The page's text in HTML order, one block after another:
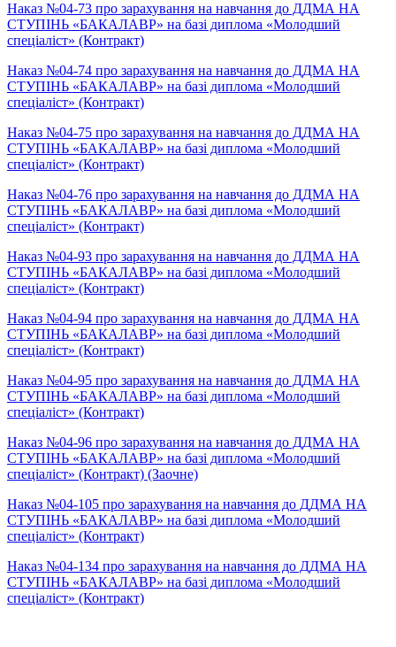
Наказ №04-73 про зарахування на навчання до ДДМА НА
СТУПІНЬ «БАКАЛАВР» на базі диплома «Молодший
спеціаліст» (Контракт)
Наказ №04-74 про зарахування на навчання до ДДМА НА
СТУПІНЬ «БАКАЛАВР» на базі диплома «Молодший
спеціаліст» (Контракт)
Наказ №04-75 про зарахування на навчання до ДДМА НА
СТУПІНЬ «БАКАЛАВР» на базі диплома «Молодший
спеціаліст» (Контракт)
Наказ №04-76 про зарахування на навчання до ДДМА НА
СТУПІНЬ «БАКАЛАВР» на базі диплома «Молодший
спеціаліст» (Контракт)
Наказ №04-93 про зарахування на навчання до ДДМА НА
СТУПІНЬ «БАКАЛАВР» на базі диплома «Молодший
спеціаліст» (Контракт)
Наказ №04-94 про зарахування на навчання до ДДМА НА
СТУПІНЬ «БАКАЛАВР» на базі диплома «Молодший
спеціаліст» (Контракт)
Наказ №04-95 про зарахування на навчання до ДДМА НА
СТУПІНЬ «БАКАЛАВР» на базі диплома «Молодший
спеціаліст» (Контракт)
Наказ №04-96 про зарахування на навчання до ДДМА НА
СТУПІНЬ «БАКАЛАВР» на базі диплома «Молодший
спеціаліст» (Контракт) (Заочне)
Наказ №04-105 про зарахування на навчання до ДДМА НА
СТУПІНЬ «БАКАЛАВР» на базі диплома «Молодший
спеціаліст» (Контракт)
Наказ №04-134 про зарахування на навчання до ДДМА НА
СТУПІНЬ «БАКАЛАВР» на базі диплома «Молодший
спеціаліст» (Контракт)